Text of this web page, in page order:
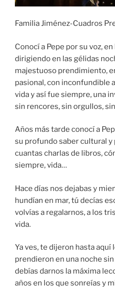
Familia Jiménez-Cuadros
Conocí a Pepe por su voz,
dirigiendo en las gélidas
majestuoso prendimiento,
pasional, con inconfundible
vida y así fue siempre, una
sin rencores, sin orgullos,
Años más tarde conocí a
su profundo saber cultural y
cuantas charlas de libros,
siempre, vida…
Hace días nos dejabas y
hundían en mar, tú decías
volvías a regalarnos, a los
vida.
Ya ves, te dijeron hasta aquí
prendieron en una noche
debías darnos la máxima
años en los que sonreías y